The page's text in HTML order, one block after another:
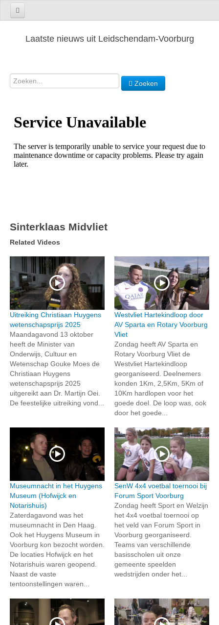
Laatste nieuws uit Leidschendam-Voorburg
Zoeken
Sinterklaas Midvliet
Related Videos
Uitreiking Christiaan Huygens
wetenschapsprijs 2025
Maandagavond 13 oktober
heeft de Minister van
Onderwijs, Cultuur en
Wetenschap Gouke Moes de
Christiaan Huygens
wetenschapsprijs 2025
uitgereikt aan Dr. Martijn Oei.
De feestelijke uitreiking vond...
Westvliet Hartekindloop door
AV Sparta en Rotary Voorburg
Vliet
Zondag heeft AV Sparta en
Rotary Voorburg Vliet de
Westvliet Hartekindloop
georganiseerd. Deelnemers
konden 1Km, 2,5Km, 5Km of
10Km hardlopen voor het
goede doel. De loop was, ook
door het goede...
Museumnacht in het Huygens
Museum (Hofwijck en
Notarishuis)
Zaterdagavond was het
museumnacht in Den Haag.
Ook het Huygens Museum in
Voorburg kon bezocht worden.
De locaties Hofwijck en het
Notarishuis waren geopend.
Naast de vaste
tentoonstellingen waren...
SenW 4x4 voetbal toernooi bij
Forum Sport Voorburg
Zondag heeft Sport en Welzijn
het 4x4 voetbal toernooi op
het veld van Forum Sport in
Voorburg georganiseerd.
Teams van verschillende
basisscholen uit onze
gemeente speelden
wedstrijden onder het...